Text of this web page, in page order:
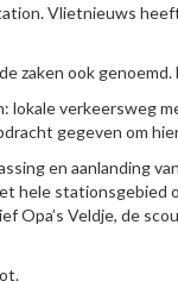
Vlietnieuws
zaken ook
lokale verkeersweg
gegeven om
en aanlanding
hele
Opa’s Veldje, de